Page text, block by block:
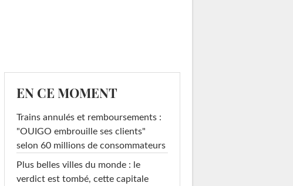
EN CE MOMENT
Trains annulés et remboursements :
"OUIGO embrouille ses clients"
selon 60 millions de consommateurs
Plus belles villes du monde : le
verdict est tombé, cette capitale